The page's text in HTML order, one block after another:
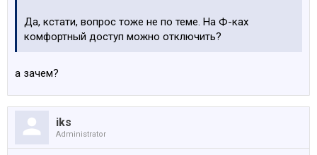
Да, кстати, вопрос тоже не по теме. На Ф-ках
комфортный доступ можно отключить?
а зачем?
iks
Administrator